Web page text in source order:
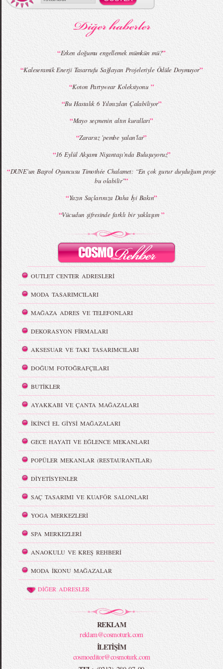
MBFWI - Gülçin Çengel 2015 Yaz
MBFWI - Zeynep Erdoğan 2015 Yaz
MBFWI - Giray Sepin 2015 Yaz Koleksiyonu MBFWI - Burçe Bekrek 2015 Yaz Koleksiyonu
“Erken doğumu engellemek mümkün mü?”
“Kaleseramik Enerji Tasarrufu Sağlayan Projeleriyle Ödüle Doymuyor”
“Koton Partywear Koleksiyonu ”
“Bu Hastalık 6 Yılınızdan Çalabiliyor”
“Mayo seçmenin altın kuralları”
“Zararsız 'pembe yalan'lar”
“16 Eylül Akşamı Nişantaşı’nda Buluşuyoruz”
“DUNE’un Başrol Oyuncusu Timothée Chalamet: “En çok gurur duyduğum proje
bu olabilir””
“Yazın Saçlarınıza Daha İyi Bakın”
“Vücudun şifresinde farklı bir yaklaşım ”
OUTLET CENTER ADRESLERİ
MODA TASARIMCILARI
MAĞAZA ADRES VE TELEFONLARI
DEKORASYON FİRMALARI
AKSESUAR VE TAKI TASARIMCILARI
DOĞUM FOTOĞRAFÇILARI
BUTİKLER
AYAKKABI VE ÇANTA MAĞAZALARI
İKİNCİ EL GİYSİ MAĞAZALARI
GECE HAYATI VE EĞLENCE MEKANLARI
POPÜLER MEKANLAR (RESTAURANTLAR)
DİYETİSYENLER
SAÇ TASARIMI VE KUAFÖR SALONLARI
YOGA MERKEZLERİ
SPA MERKEZLERİ
ANAOKULU VE KREŞ REHBERİ
MODA İKONU MAĞAZALAR
DİĞER ADRESLER
REKLAM
reklam@cosmoturk.com
İLETİŞİM
cosmoeditor@cosmoturk.com